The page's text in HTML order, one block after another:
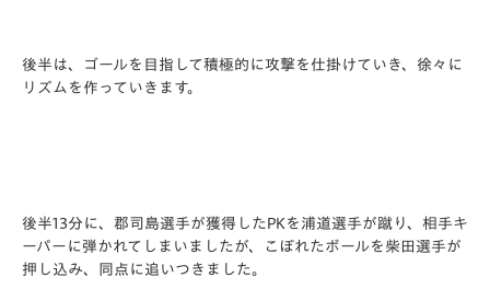
後半は、ゴールを目指して積極的に攻撃を仕掛けていき、徐々に
リズムを作っていきます。
後半13分に、郡司島選手が獲得したPKを浦道選手が蹴り、相手キ
ーパーに弾かれてしまいましたが、こぼれたボールを柴田選手が
押し込み、同点に追いつきました。